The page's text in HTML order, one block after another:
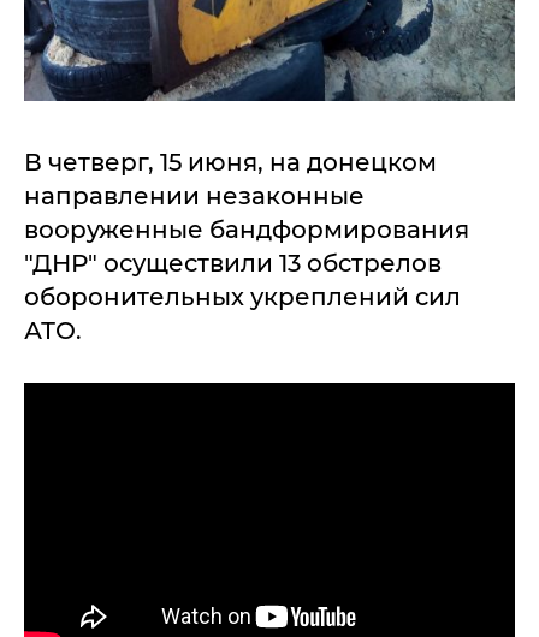
В четверг, 15 июня, на донецком
направлении незаконные
вооруженные бандформирования
"ДНР" осуществили 13 обстрелов
оборонительных укреплений сил
АТО.